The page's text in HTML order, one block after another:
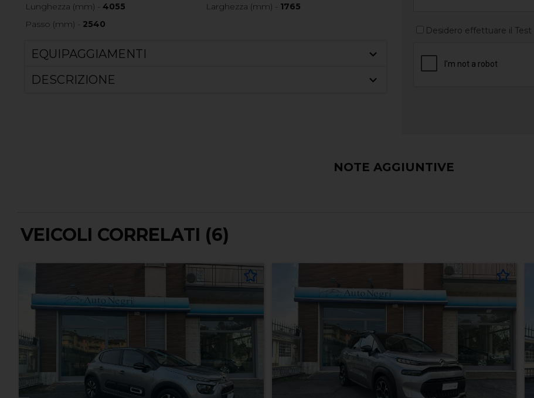
Lunghezza (mm) - 4055 Larghezza (mm) - 1765
Passo (mm) - 2540
EQUIPAGGIAMENTI
DESCRIZIONE
Desidero effettuare il Test
NOTE AGGIUNTIVE
VEICOLI CORRELATI (6)